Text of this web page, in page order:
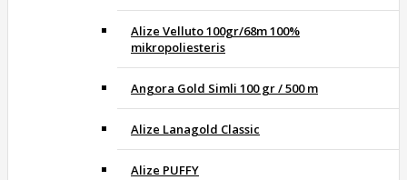
Alize Velluto 100gr/68m 100%
mikropoliesteris
Angora Gold Simli 100 gr / 500 m
Alize Lanagold Classic
Alize PUFFY